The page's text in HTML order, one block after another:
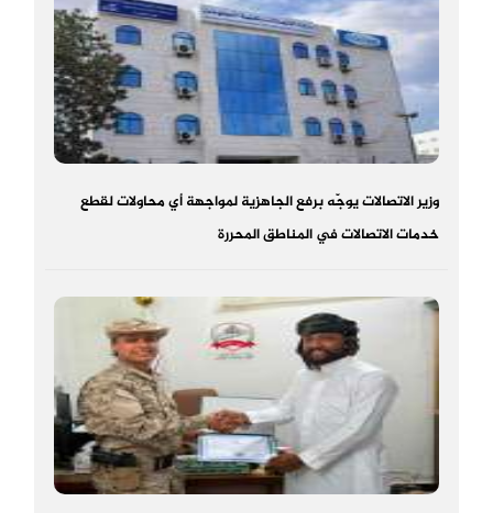
وزير الاتصالات يوجّه برفع الجاهزية لمواجهة أي محاولات لقطع
خدمات الاتصالات في المناطق المحررة